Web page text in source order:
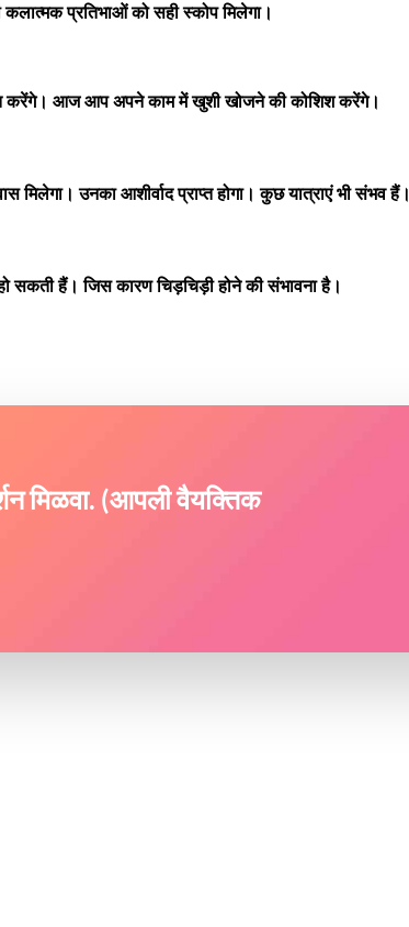
प्रतिभाओं को सही स्कोप मिलेगा।
करेंगे। आज आप अपने काम में खुशी खोजने की कोशिश करेंगे।
उनका आशीर्वाद प्राप्त होगा। कुछ यात्राएं भी संभव हैं।
हैं। जिस कारण चिड़चिड़ी होने की संभावना है।
मिळवा. (आपली वैयक्तिक